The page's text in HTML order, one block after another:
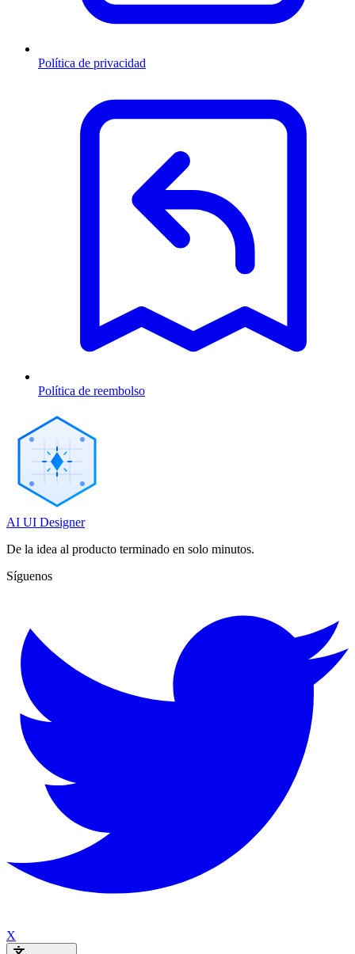
Política de privacidad
Política de reembolso
AI UI Designer
De la idea al producto terminado en solo minutos.
Síguenos
X